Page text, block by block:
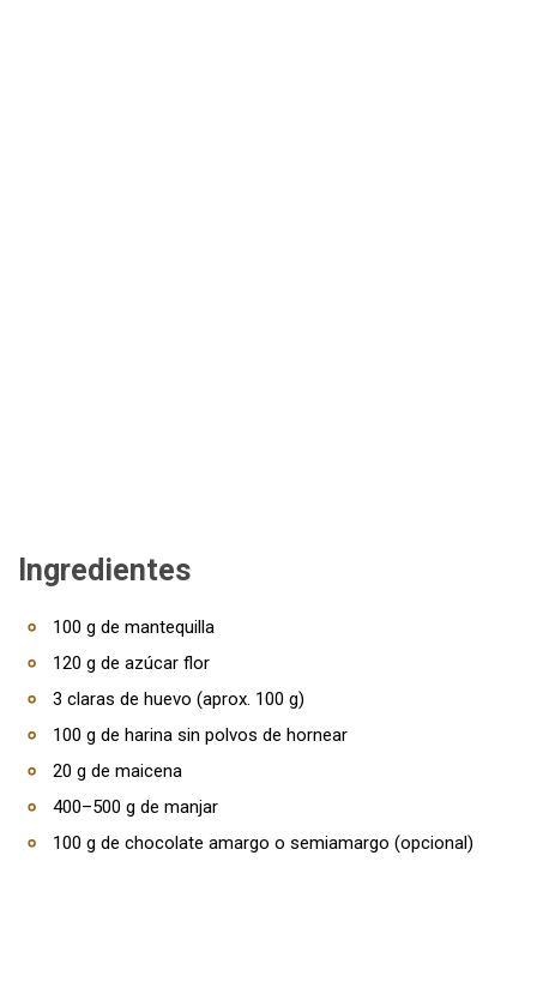
Ingredientes
100 g de mantequilla
120 g de azúcar flor
3 claras de huevo (aprox. 100 g)
100 g de harina sin polvos de hornear
20 g de maicena
400–500 g de manjar
100 g de chocolate amargo o semiamargo (opcional)